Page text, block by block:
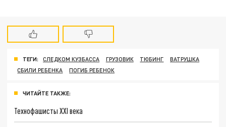
ТЕГИ: СЛЕДКОМ КУЗБАССА ГРУЗОВИК ТЮБИНГ
ВАТРУШКА
СБИЛИ РЕБЕНКА
ПОГИБ РЕБЕНОК
ЧИТАЙТЕ ТАКЖЕ:
Технофашисты XXI века